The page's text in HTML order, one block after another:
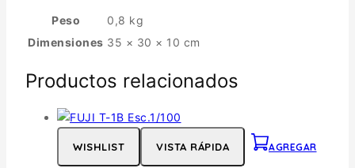
Peso
0,8 kg
Dimensiones 35 × 30 × 10 cm
Productos relacionados
WISHLIST VISTA RÁPIDA AGREGAR